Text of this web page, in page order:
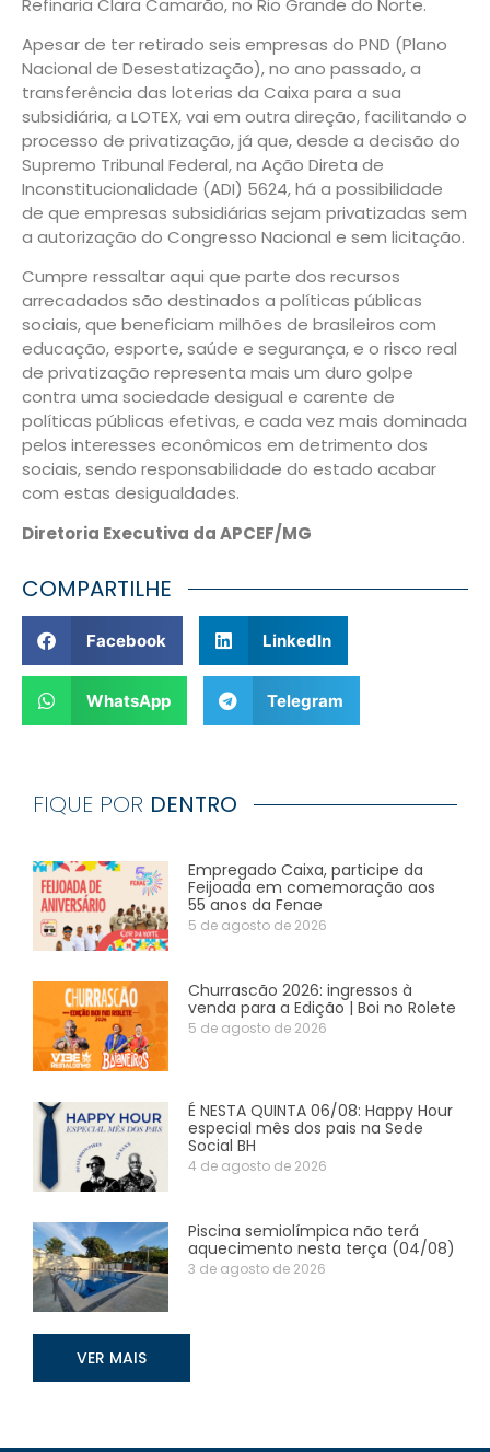
Apesar de ter retirado seis empresas do PND (Plano
Nacional de Desestatização), no ano passado, a
transferência das loterias da Caixa para a sua
subsidiária, a LOTEX, vai em outra direção, facilitando o
processo de privatização, já que, desde a decisão do
Supremo Tribunal Federal, na Ação Direta de
Inconstitucionalidade (ADI) 5624, há a possibilidade
de que empresas subsidiárias sejam privatizadas sem
a autorização do Congresso Nacional e sem licitação.
Cumpre ressaltar aqui que parte dos recursos
arrecadados são destinados a políticas públicas
sociais, que beneficiam milhões de brasileiros com
educação, esporte, saúde e segurança, e o risco real
de privatização representa mais um duro golpe
contra uma sociedade desigual e carente de
políticas públicas efetivas, e cada vez mais dominada
pelos interesses econômicos em detrimento dos
sociais, sendo responsabilidade do estado acabar
com estas desigualdades.
Diretoria Executiva da APCEF/MG
COMPARTILHE
Facebook LinkedIn
WhatsApp Telegram
FIQUE POR DENTRO
Empregado Caixa, participe da
Feijoada em comemoração aos
55 anos da Fenae
5 de agosto de 2026
Churrascão 2026: ingressos à
venda para a Edição | Boi no Rolete
5 de agosto de 2026
É NESTA QUINTA 06/08: Happy Hour
especial mês dos pais na Sede
Social BH
4 de agosto de 2026
Piscina semiolímpica não terá
aquecimento nesta terça (04/08)
3 de agosto de 2026
VER MAIS